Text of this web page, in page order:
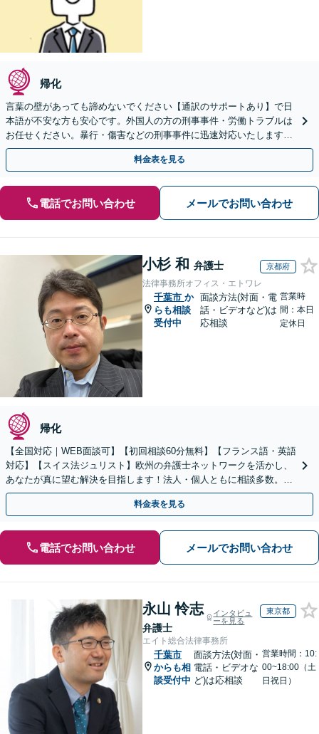
帰化
言葉の壁があっても諦めないでください【通訳のサポートあり】で日
本語が不安な方も安心です。外国人の方の刑事事件・労働トラブルは
お任せください。暴行・傷害などの刑事事件に迅速対応いたします。
【事前予約で休日・夜間面談可】
料金表を見る
電話でお問い合わせ メールでお問い合わせ
小杉 和 弁護士 京都府
法律事務所オフィス・エトワレ
千葉市 か
らも相談
受付中
面談方法(対面・電
話・ビデオなど)は
応相談
営業時
間：本日
定休日
帰化
【全国対応｜WEB面談可】【初回相談60分無料】【フランス語・英語
対応】【スイス法ジュリスト】欧州の弁護士ネットワークを活かし、
あなたが真に望む解決を目指します！法人・個人ともに相談多数。細
やかな連絡と粘り強い交渉を徹底【休日・夜間相談可】
料金表を見る
電話でお問い合わせ メールでお問い合わせ
永山 怜志
弁護士
インタビュ
ーを見る
東京都
エイト総合法律事務所
千葉市
からも相
談受付中
面談方法(対面・
電話・ビデオな
ど)は応相談
営業時間：10:
00~18:00（土
日祝日）